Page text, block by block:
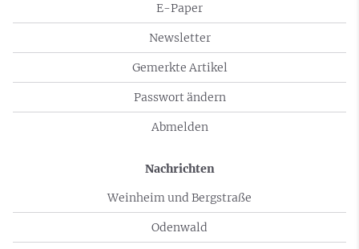
E-Paper
Newsletter
Gemerkte Artikel
Passwort ändern
Abmelden
Nachrichten
Weinheim und Bergstraße
Odenwald